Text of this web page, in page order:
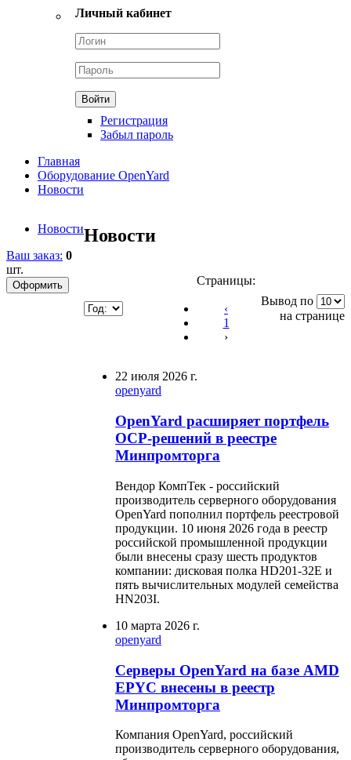
Личный кабинет
Регистрация
Забыл пароль
Главная
Оборудование OpenYard
Новости
Новости
Ваш заказ: 0
шт.
Новости
Страницы:
‹
1
›
Вывод по
на странице
22 июля 2026 г.
openyard
ОpenYard расширяет портфель
OCP-решений в реестре
Минпромторга
Вендор КомпТек - российский
производитель серверного оборудования
OpenYard пополнил портфель реестровой
продукции. 10 июня 2026 года в реестр
российской промышленной продукции
были внесены сразу шесть продуктов
компании: дисковая полка HD201-32E и
пять вычислительных модулей семейства
HN203I.
10 марта 2026 г.
openyard
Серверы OpenYard на базе AMD
EPYC внесены в реестр
Минпромторга
Компания OpenYard, российский
производитель серверного оборудования,